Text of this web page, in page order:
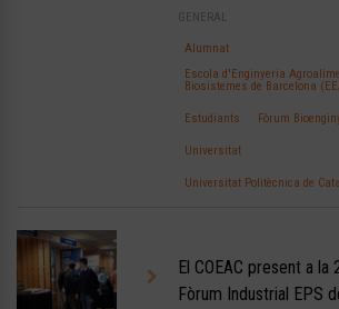
GENERAL
Alumnat
Escola d'Enginyeria
Biosistemes de Barcelona
Estudiants Fòrum
Universitat
Universitat Politècnica de
El COEAC present a la
Fòrum Industrial EPS